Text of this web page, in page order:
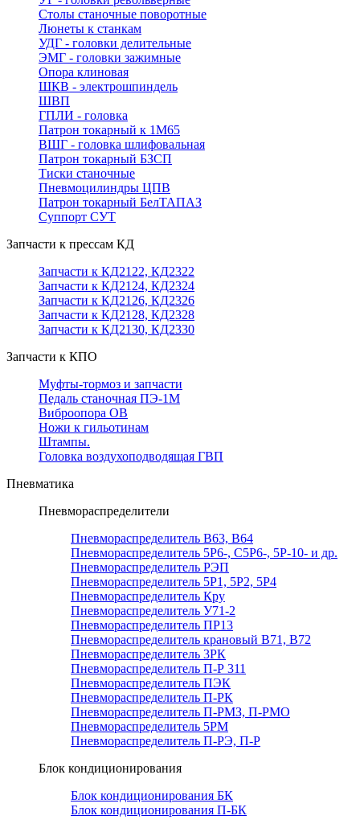
Столы станочные поворотные
Люнеты к станкам
УДГ - головки делительные
ЭМГ - головки зажимные
Опора клиновая
ШКВ - электрошпиндель
ШВП
ГПЛИ - головка
Патрон токарный к 1М65
ВШГ - головка шлифовальная
Патрон токарный БЗСП
Тиски станочные
Пневмоцилиндры ЦПВ
Патрон токарный БелТАПАЗ
Суппорт СУТ
Запчасти к прессам КД
Запчасти к КД2122, КД2322
Запчасти к КД2124, КД2324
Запчасти к КД2126, КД2326
Запчасти к КД2128, КД2328
Запчасти к КД2130, КД2330
Запчасти к КПО
Муфты-тормоз и запчасти
Педаль станочная ПЭ-1М
Виброопора ОВ
Ножи к гильотинам
Штампы.
Головка воздухоподводящая ГВП
Пневматика
Пневмораспределители
Пневмораспределитель В63, В64
Пневмораспределитель 5Р6-, С5Р6-, 5Р-10- и др.
Пневмораспределитель РЭП
Пневмораспределитель 5Р1, 5Р2, 5Р4
Пневмораспределитель Кру
Пневмораспределитель У71-2
Пневмораспределитель ПР13
Пневмораспределитель крановый В71, В72
Пневмораспределитель 3РК
Пневмораспределитель П-Р 311
Пневмораспределитель ПЭК
Пневмораспределитель П-РК
Пневмораспределитель П-РМЗ, П-РМО
Пневмораспределитель 5РМ
Пневмораспределитель П-РЭ, П-Р
Блок кондиционирования
Блок кондиционирования БК
Блок кондиционирования П-БК